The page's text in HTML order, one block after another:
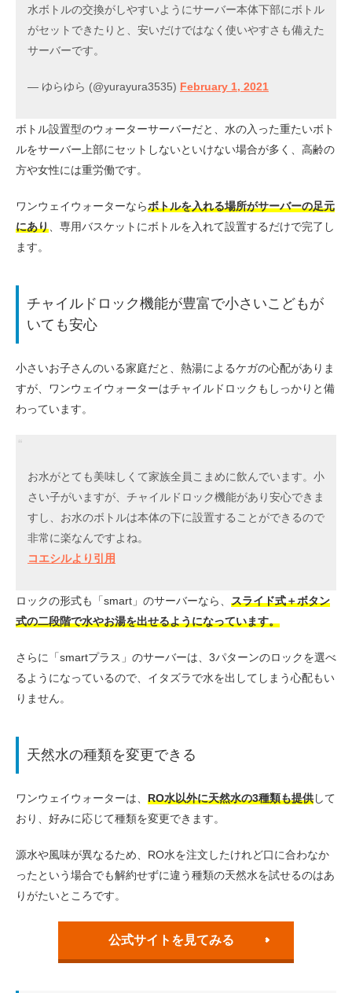
水ボトルの交換がしやすいようにサーバー本体下部にボトル
がセットできたりと、安いだけではなく使いやすさも備えた
サーバーです。
— ゆらゆら (@yurayura3535) February 1, 2021
ボトル設置型のウォーターサーバーだと、水の入った重たいボト
ルをサーバー上部にセットしないといけない場合が多く、高齢の
方や女性には重労働です。
ワンウェイウォーターならボトルを入れる場所がサーバーの足元
にあり 、専用バスケットにボトルを入れて設置するだけで完了し
ます。
チャイルドロック機能が豊富で小さいこどもが
いても安心
小さいお子さんのいる家庭だと、熱湯によるケガの心配がありま
すが、ワンウェイウォーターはチャイルドロックもしっかりと備
わっています。
お水がとても美味しくて家族全員こまめに飲んでいます。小
さい子がいますが、チャイルドロック機能があり安心できま
すし、お水のボトルは本体の下に設置することができるので
非常に楽なんですよね。
コエシルより引用
ロックの形式も「smart」のサーバーなら、 スライド式＋ボタン
式の二段階で水やお湯を出せるようになっています。
さらに「smartプラス」のサーバーは、3パターンのロックを選べ
るようになっているので、イタズラで水を出してしまう心配もい
りません。
天然水の種類を変更できる
ワンウェイウォーターは、 RO水以外に天然水の3種類も提供して
おり、好みに応じて種類を変更できます。
源水や風味が異なるため、RO水を注文したけれど口に合わなか
ったという場合でも解約せずに違う種類の天然水を試せるのはあ
りがたいところです。
公式サイトを見てみる